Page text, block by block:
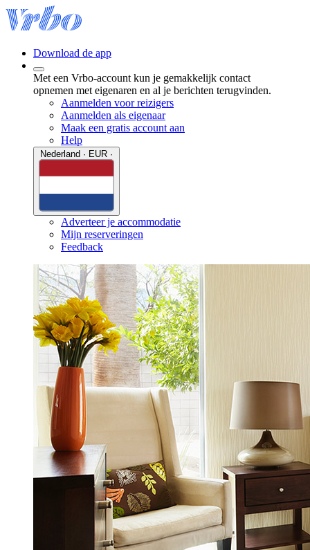
Download de app
Met een Vrbo-account kun je gemakkelijk contact
opnemen met eigenaren en al je berichten terugvinden.
Aanmelden voor reizigers
Aanmelden als eigenaar
Maak een gratis account aan
Help
Adverteer je accommodatie
Mijn reserveringen
Feedback